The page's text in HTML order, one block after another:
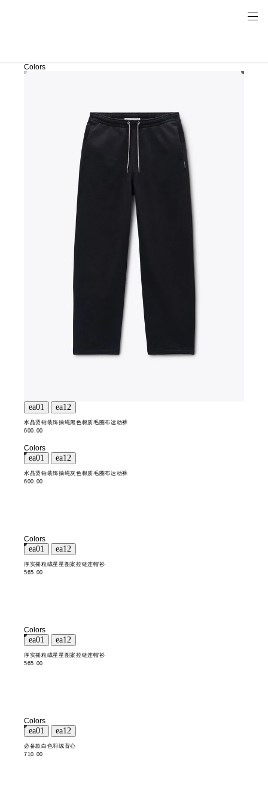
Colors
水晶烫钻装饰抽绳黑色棉质毛圈布运动裤
600.00
Colors
水晶烫钻装饰抽绳灰色棉质毛圈布运动裤
600.00
Colors
厚实摇粒绒星星图案拉链连帽衫
565.00
Colors
厚实摇粒绒星星图案拉链连帽衫
565.00
Colors
必备款白色羽绒背心
710.00